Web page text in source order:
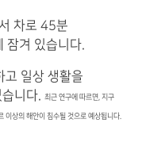
차로 45분
잠겨 있습니다.
고 일상 생활을
니다. 최근 연구에 따르면, 지구
상의 해안이 침수될 것으로 예상됩니다.